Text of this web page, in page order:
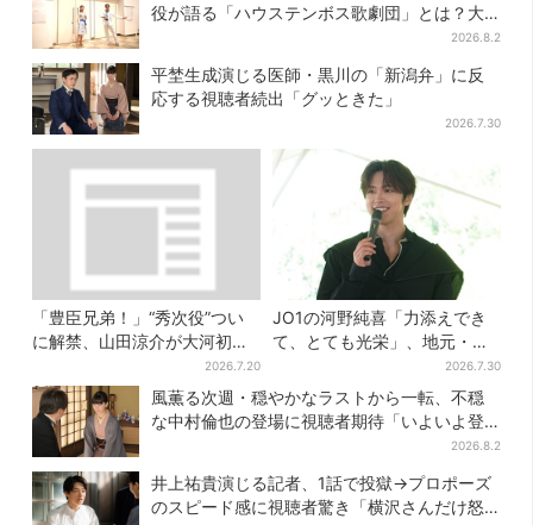
役が語る「ハウステンボス歌劇団」とは？大
2026.8.2
平埜生成演じる医師・黒川の「新潟弁」に反
応する視聴者続出「グッときた」
2026.7.30
「豊臣兄弟！」“秀次役”つい
に解禁、山田涼介が大河初出
演「まさかの」「楽しみすぎ
る」
2026.7.20
JO1の河野純喜「力添えでき
て、とても光栄」、地元・奈
良へ凱旋！学生時代の思い出
エピソードも
2026.7.30
風薫る次週・穏やかなラストから一転、不穏
な中村倫也の登場に視聴者期待「いよいよ登
2026.8.2
井上祐貴演じる記者、1話で投獄→プロポーズ
のスピード感に視聴者驚き「横沢さんだけ怒